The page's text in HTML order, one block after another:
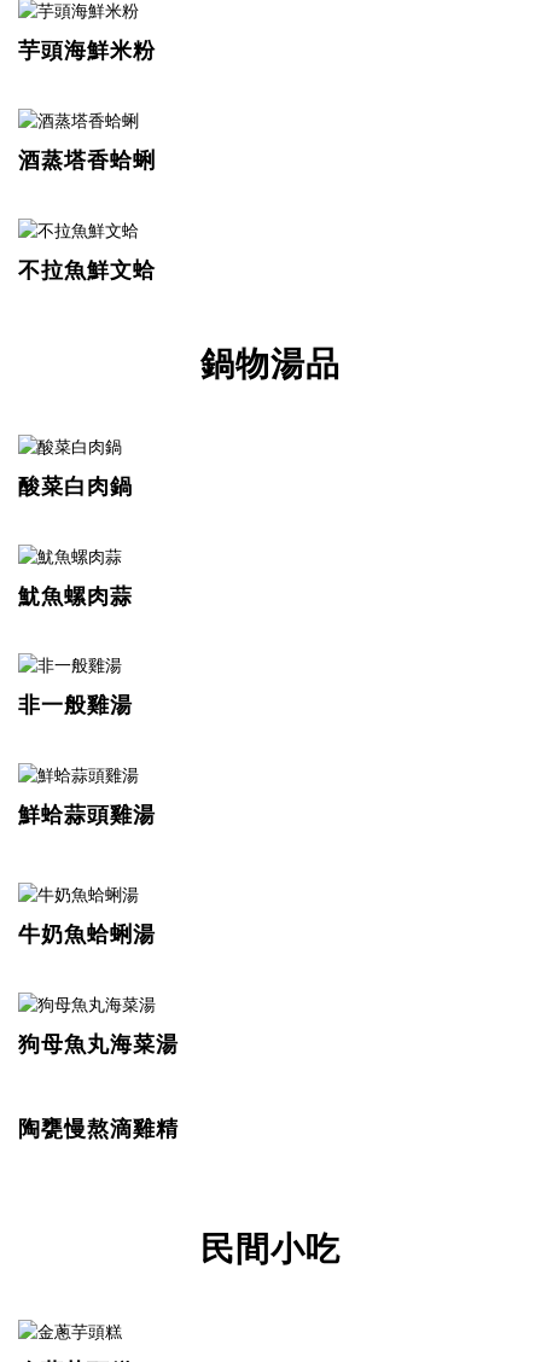
芋頭海鮮米粉
酒蒸塔香蛤蜊
不拉魚鮮文蛤
鍋物湯品
酸菜白肉鍋
魷魚螺肉蒜
非一般雞湯
鮮蛤蒜頭雞湯
牛奶魚蛤蜊湯
狗母魚丸海菜湯
陶甕慢熬滴雞精
民間小吃